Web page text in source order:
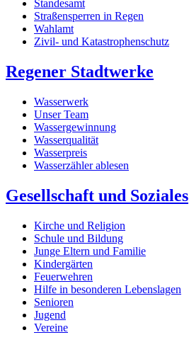
Standesamt
Straßensperren in Regen
Wahlamt
Zivil- und Katastrophenschutz
Regener Stadtwerke
Wasserwerk
Unser Team
Wassergewinnung
Wasserqualität
Wasserpreis
Wasserzähler ablesen
Gesellschaft und Soziales
Kirche und Religion
Schule und Bildung
Junge Eltern und Familie
Kindergärten
Feuerwehren
Hilfe in besonderen Lebenslagen
Senioren
Jugend
Vereine